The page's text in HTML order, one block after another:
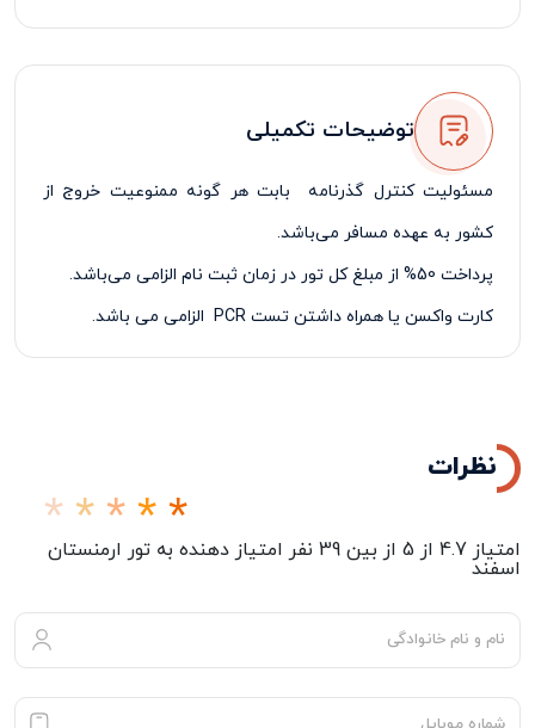
لیدر مسافرتی فارسی زبان
توضیحات تکمیلی
مسئولیت کنترل گذرنامه بابت هر گونه ممنوعیت خروج از
کشور به عهده مسافر می‌باشد.
پرداخت 50% از مبلغ کل تور در زمان ثبت نام الزامی می‌باشد.
کارت واکسن یا همراه داشتن تست PCR الزامی می باشد.
نظرات
امتیاز 4.7 از 5 از بین 39 نفر امتیاز دهنده به تور ارمنستان
اسفند